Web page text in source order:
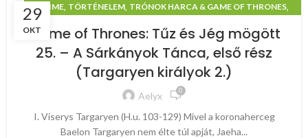
29
OKT
ANIME, TÖRTÉNELEM, TRÓNOK HARCA & GAME OF THRONES,
Game of Thrones: Tűz és Jég mögött
25. – A Sárkányok Tánca, első rész
(Targaryen királyok 2.)
Aelyx 0
I. Viserys Targaryen (H.u. 103-129) Mivel a koronaherceg
Baelon Targaryen nem élte túl apját, Jaeha...